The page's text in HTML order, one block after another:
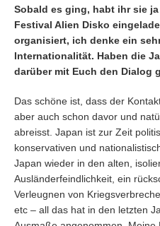
Sobald es ging, habt ihr sie
Festival Alien Disko
organisiert, ich denke ein
Internationalität. Haben die
darüber mit Euch den Dialog
Das schöne ist, dass der
aber auch schon davor und
abreisst. Japan ist zur Zeit
konservativen und
Japan wieder in den alten,
Ausländerfeindlichkeit, ein
Verleugnen von
etc – all das hat in den letzten